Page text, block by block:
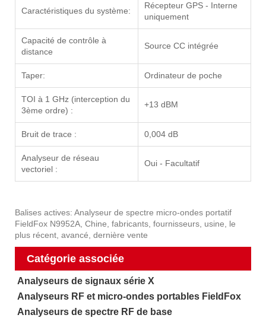
Caractéristiques du système:
Récepteur GPS - Interne
uniquement
Capacité de contrôle à
distance
Source CC intégrée
Taper: Ordinateur de poche
TOI à 1 GHz (interception du
3ème ordre) :
+13 dBM
Bruit de trace : 0,004 dB
Analyseur de réseau
vectoriel :
Oui - Facultatif
Balises actives: Analyseur de spectre micro-ondes portatif
FieldFox N9952A, Chine, fabricants, fournisseurs, usine, le
plus récent, avancé, dernière vente
Catégorie associée
Analyseurs de signaux série X
Analyseurs RF et micro-ondes portables FieldFox
Analyseurs de spectre RF de base